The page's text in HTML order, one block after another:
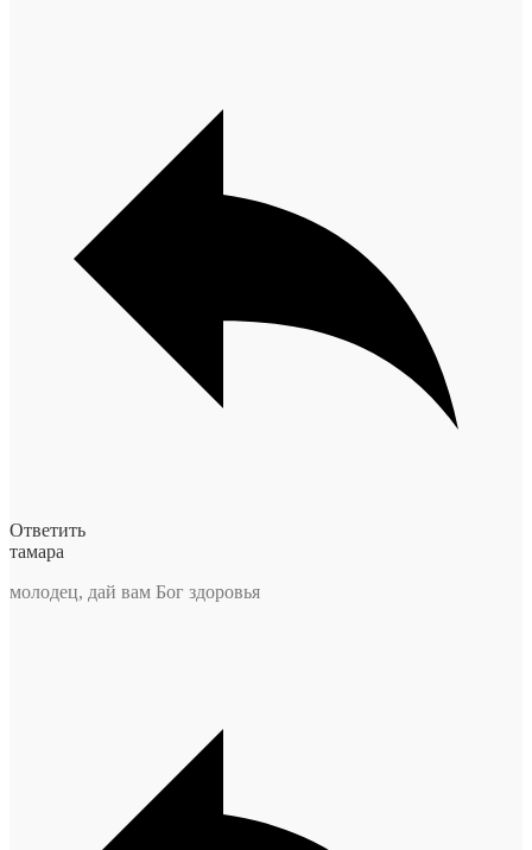
Ответить
тамара
молодец, дай вам Бог здоровья